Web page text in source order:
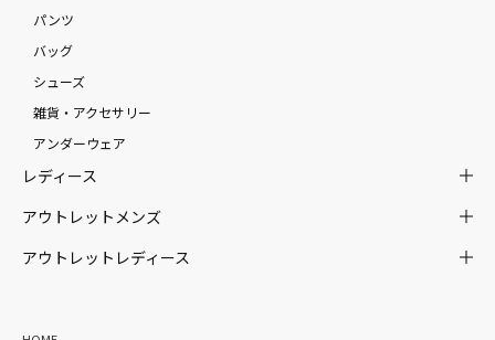
パンツ
バッグ
シューズ
雑貨・アクセサリー
アンダーウェア
レディース
アウトレットメンズ
アウトレットレディース